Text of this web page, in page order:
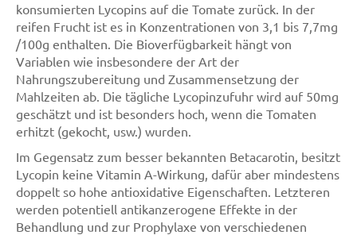
konsumierten Lycopins auf die Tomate zurück. In der
reifen Frucht ist es in Konzentrationen von 3,1 bis 7,7mg
/100g enthalten. Die Bioverfügbarkeit hängt von
Variablen wie insbesondere der Art der
Nahrungszubereitung und Zusammensetzung der
Mahlzeiten ab. Die tägliche Lycopinzufuhr wird auf 50mg
geschätzt und ist besonders hoch, wenn die Tomaten
erhitzt (gekocht, usw.) wurden.
Im Gegensatz zum besser bekannten Betacarotin, besitzt
Lycopin keine Vitamin A-Wirkung, dafür aber mindestens
doppelt so hohe antioxidative Eigenschaften. Letzteren
werden potentiell antikanzerogene Effekte in der
Behandlung und zur Prophylaxe von verschiedenen